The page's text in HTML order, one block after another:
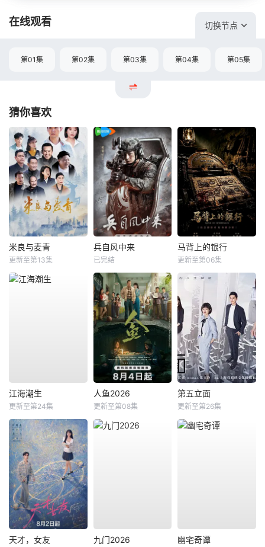
在线观看 切换节点
第01集 第02集 第03集 第04集 第05集
猜你喜欢
米良与麦青
更新至第13集
兵自风中来
已完结
马背上的银行
更新至第06集
江海潮生
更新至第24集
人鱼2026
更新至第08集
第五立面
更新至第26集
天才，女友 九门2026 幽宅奇谭